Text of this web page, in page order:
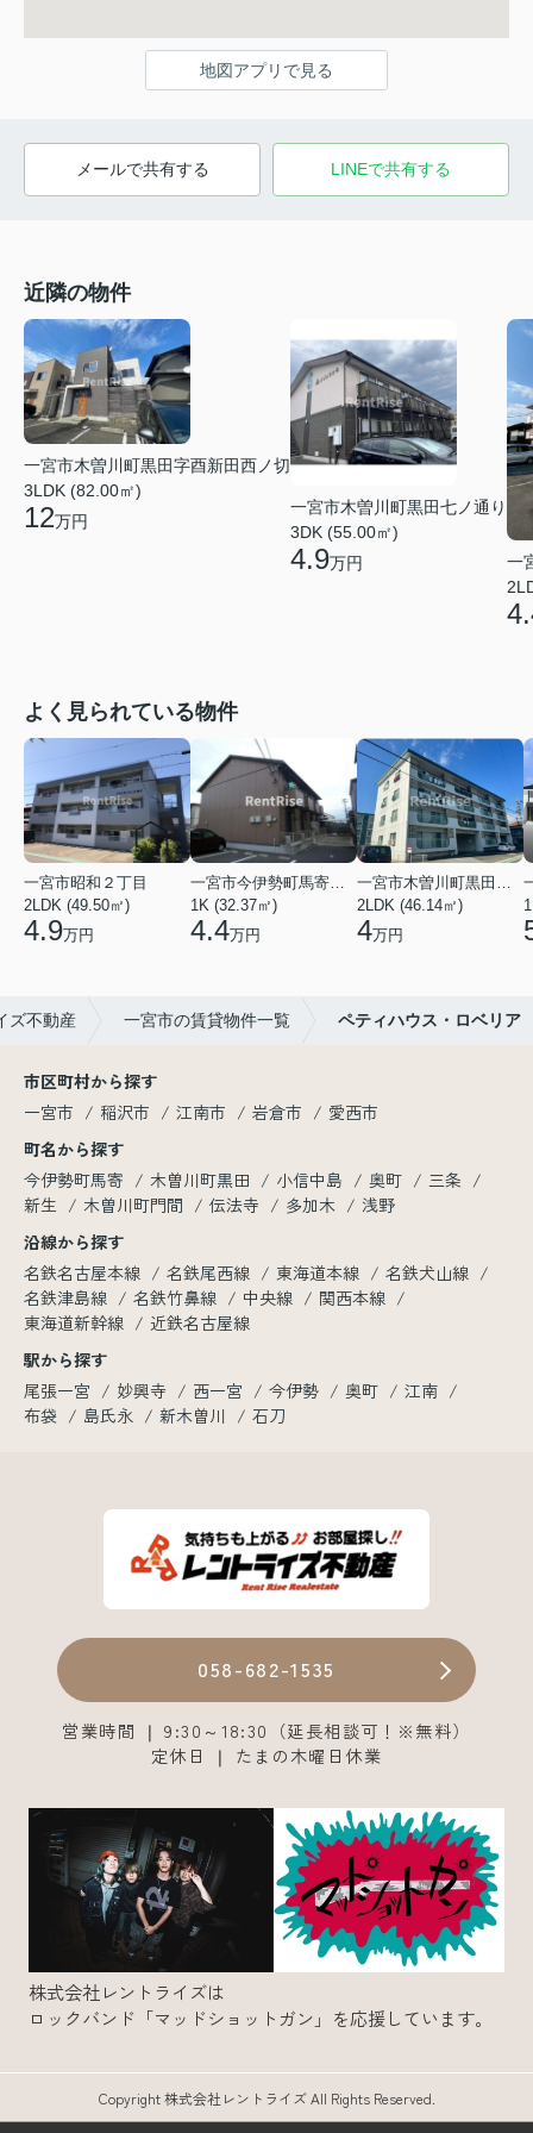
地図アプリで見る
メールで共有する LINEで共有する
近隣の物件
一宮市木曽川町黒田字酉新田西ノ切
3LDK (82.00㎡)
12万円
一宮市木曽川町黒田七ノ通り
3DK (55.00㎡)
4.9万円
一
よく見られている物件
一宮市昭和２丁目
2LDK (49.50㎡)
4.9万円
一宮市今伊勢町馬寄字福塚前
1K (32.37㎡)
4.4万円
一宮市木曽川町黒田五ノ通り
2LDK (46.14㎡)
4万円
ズ不動産 一宮市の賃貸物件一覧 ペティハウス・ロベリア
市区町村から探す
一宮市
稲沢市 江南市 岩倉市
愛西市
町名から探す
今伊勢町馬寄
木曽川町黒田 小信中島 奥町
三条
新生
木曽川町門間 伝法寺 多加木
浅野
沿線から探す
名鉄名古屋本線
名鉄尾西線 東海道本線
名鉄犬山線
名鉄津島線
名鉄竹鼻線 中央線
関西本線
東海道新幹線
近鉄名古屋線
駅から探す
尾張一宮
妙興寺 西一宮 今伊勢 奥町
江南
布袋
島氏永 新木曽川 石刀
058-682-1535
営業時間 ❘ 9:30～18:30（延長相談可！※無料）
定休日 ❘ たまの木曜日休業
株式会社レントライズは
ロックバンド「マッドショットガン」を応援しています。
Copyright 株式会社レントライズ All Rights Reserved.